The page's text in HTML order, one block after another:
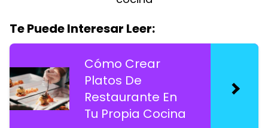
Te Puede Interesar Leer:
Cómo Crear
Platos De
Restaurante En
Tu Propia Cocina